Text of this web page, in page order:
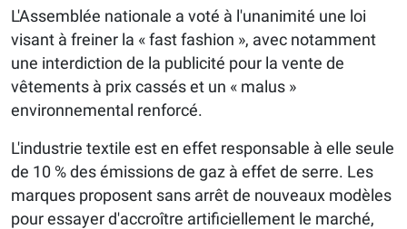
L'Assemblée nationale a voté à l'unanimité une loi
visant à freiner la « fast fashion », avec notamment
une interdiction de la publicité pour la vente de
vêtements à prix cassés et un « malus »
environnemental renforcé.
L'industrie textile est en effet responsable à elle seule
de 10 % des émissions de gaz à effet de serre. Les
marques proposent sans arrêt de nouveaux modèles
pour essayer d'accroître artificiellement le marché,